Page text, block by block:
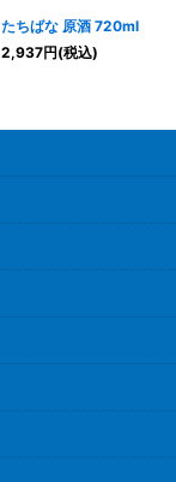
たちばな 原酒 720ml
2,937円(税込)